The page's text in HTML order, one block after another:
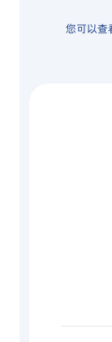
您可以查